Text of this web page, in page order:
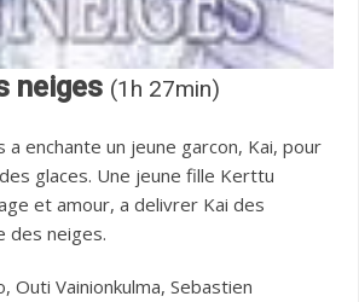
neiges (1h 27min)
a enchante un jeune garcon, Kai, pour
glaces. Une jeune fille Kerttu
et amour, a delivrer Kai des
des neiges.
Outi Vainionkulma, Sebastien